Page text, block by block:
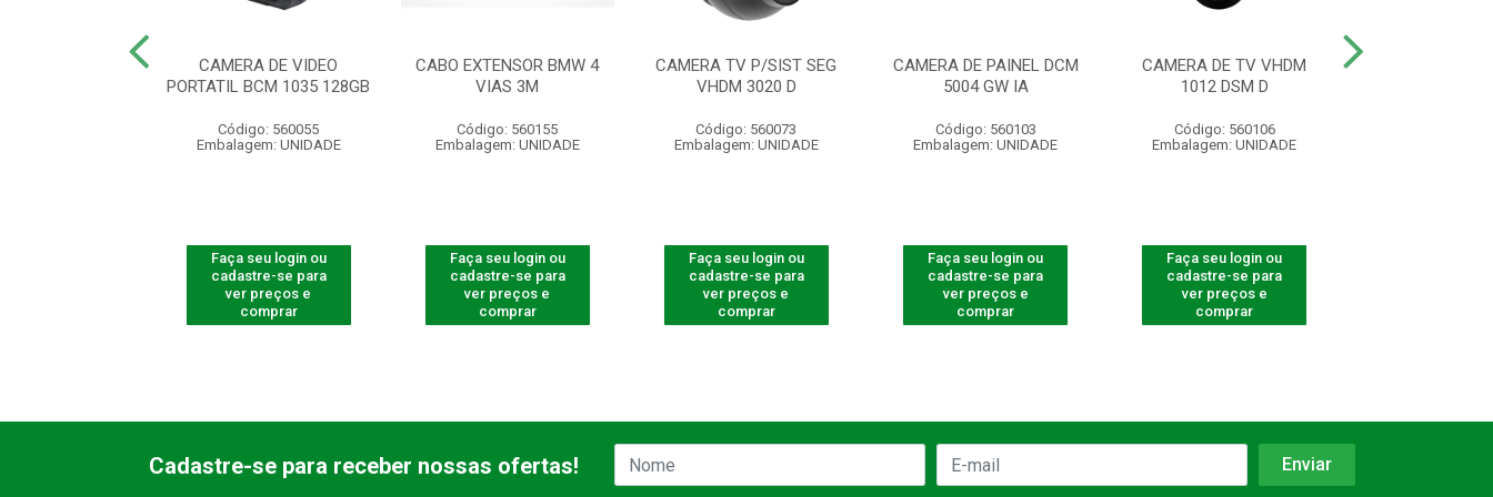
CAMERA DE VIDEO
PORTATIL BCM 1035 128GB
Código: 560055
Embalagem: UNIDADE
Faça seu login ou
cadastre-se para
ver preços e
comprar
CABO EXTENSOR BMW 4
VIAS 3M
Código: 560155
Embalagem: UNIDADE
Faça seu login ou
cadastre-se para
ver preços e
comprar
CAMERA TV P/SIST SEG
VHDM 3020 D
Código: 560073
Embalagem: UNIDADE
Faça seu login ou
cadastre-se para
ver preços e
comprar
CAMERA DE PAINEL DCM
5004 GW IA
Código: 560103
Embalagem: UNIDADE
Faça seu login ou
cadastre-se para
ver preços e
comprar
CAMERA DE TV VHDM
1012 DSM D
Código: 560106
Embalagem: UNIDADE
Faça seu login ou
cadastre-se para
ver preços e
comprar
Cadastre-se para receber nossas ofertas!